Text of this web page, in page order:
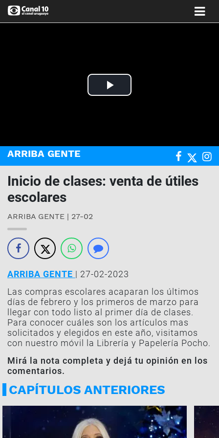
Play
ARRIBA GENTE
Inicio de clases: venta de útiles
escolares
ARRIBA GENTE | 27-02
ARRIBA GENTE | 27-02-2023
Las compras escolares acaparan los últimos
días de febrero y los primeros de marzo para
llegar con todo listo al primer día de clases.
Para conocer cuáles son los artículos mas
solicitados y elegidos en este año, visitamos
con nuestro móvil la Librería y Papelería Pocho.
Mirá la nota completa y dejá tu opinión en los
comentarios.
CAPÍTULOS ANTERIORES